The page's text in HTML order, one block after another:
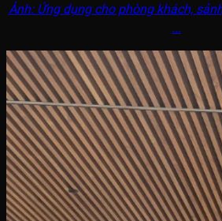
Ảnh: Ứng dụng cho phòng khách,
...